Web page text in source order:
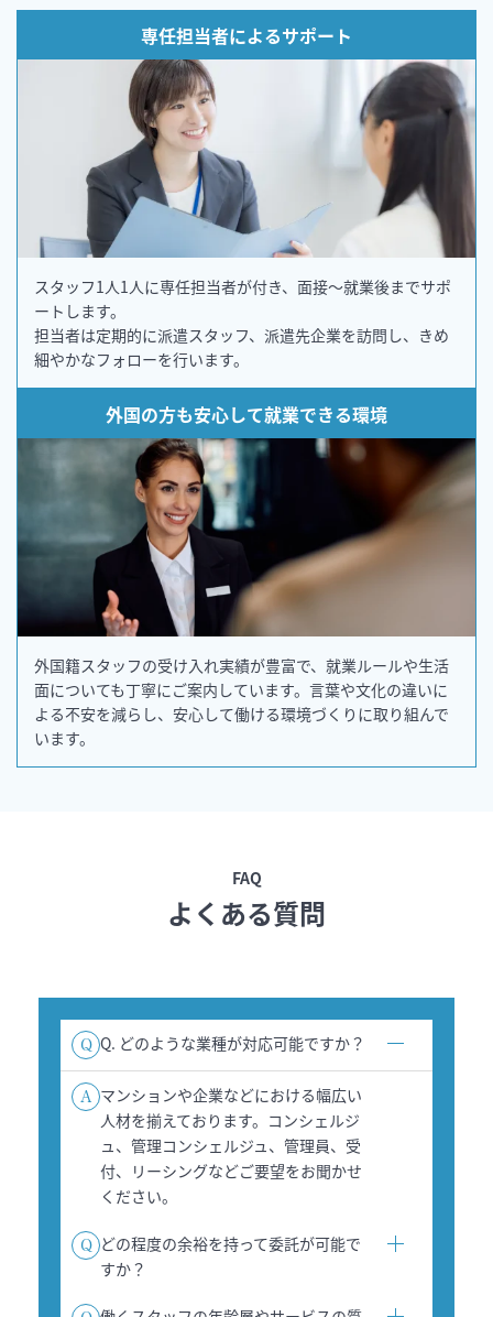
専任担当者によるサポート
スタッフ1人1人に専任担当者が付き、面接～就業後までサポ
ートします。
担当者は定期的に派遣スタッフ、派遣先企業を訪問し、きめ
細やかなフォローを行います。
外国の方も安心して就業できる環境
外国籍スタッフの受け入れ実績が豊富で、就業ルールや生活
面についても丁寧にご案内しています。言葉や文化の違いに
よる不安を減らし、安心して働ける環境づくりに取り組んで
います。
FAQ
よくある質問
Q Q. どのような業種が対応可能ですか？
A
マンションや企業などにおける幅広い
人材を揃えております。コンシェルジ
ュ、管理コンシェルジュ、管理員、受
付、リーシングなどご要望をお聞かせ
ください。
Q
どの程度の余裕を持って委託が可能で
すか？